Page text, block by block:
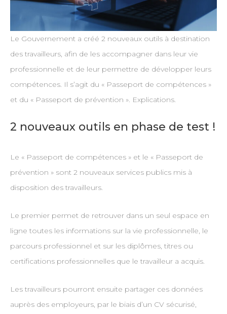
Le Gouvernement a créé 2 nouveaux outils à destination
des travailleurs, afin de les accompagner dans leur vie
professionnelle et de leur permettre de développer leurs
compétences. Il s’agit du « Passeport de compétences »
et du « Passeport de prévention ». Explications.
2 nouveaux outils en phase de test !
Le « Passeport de compétences » et le « Passeport de
prévention » sont 2 nouveaux services publics mis à
disposition des travailleurs.
Le premier permet de retrouver dans un seul espace en
ligne toutes les informations sur la vie professionnelle, le
parcours professionnel et sur les diplômes, titres ou
certifications professionnelles que le travailleur a acquis.
Les travailleurs pourront ensuite partager ces données
auprès des employeurs, par le biais d’un CV sécurisé,